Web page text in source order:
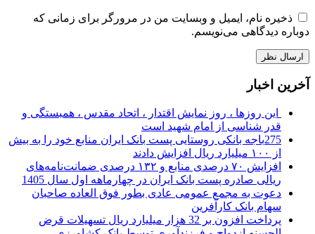
ذخیره نام، ایمیل و وبسایت من در مرورگر برای زمانی که
دوباره دیدگاهی می‌نویسم.
آخرین اخبار
این روزها ، روز نمایش اقتدار ، اتحاد مقدس ، همبستگی و
قدر شناسی از امام شهید است
275باجه بانکی روستایی پست بانک ایران منابع خود را به بیش
از ۱۰۰ میلیارد ریال افزایش دادند
افزایش ۷۰ درصدی منابع و ۱۳۲ درصدی ضمانت‌نامه‌های
ریالی صادره پست بانک ایران در چهارماهه اول سال 1405
دعوت به مجمع عمومی عادی بطور فوق العاده صاحبان
سهام بانک کارآفرین
پرداخت افزون بر 32 هزار میلیارد ریال تسهیلات قرض